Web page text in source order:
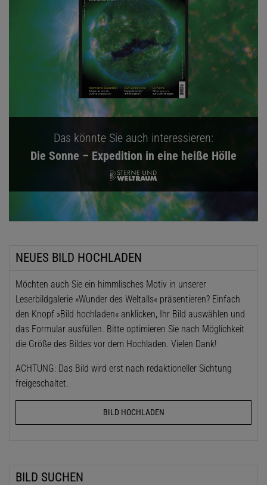
Das könnte Sie auch interessieren:
Die Sonne – Expedition in eine heiße Hölle
NEUES BILD HOCHLADEN
Möchten auch Sie ein himmlisches Motiv in unserer
Leserbildgalerie »Wunder des Weltalls« präsentieren? Einfach
den Knopf »Bild hochladen« anklicken, Ihr Bild auswählen und
das Formular ausfüllen. Bitte optimieren Sie nach Möglichkeit
die Größe des Bildes vor dem Hochladen. Vielen Dank!
ACHTUNG: Das Bild wird erst nach redaktioneller Sichtung
freigeschaltet.
BILD HOCHLADEN
BILD SUCHEN